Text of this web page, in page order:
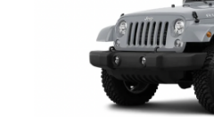
【55专享】Bobbi Brown 美网：美妆礼
遇！满$150立省$50
满赠正装橘子眼霜+精华唇蜜等好礼